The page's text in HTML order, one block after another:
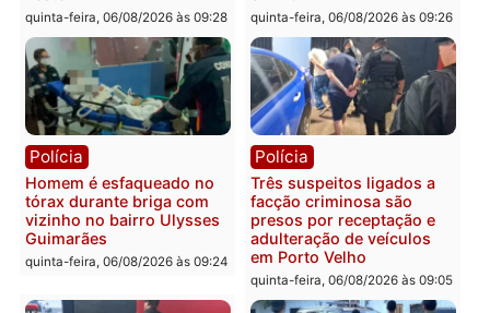
sexta-feira, 07/08/2026 às
Polícia
Tragédia na BR-364:
colisão entre caminhão e
carro deixa quatro mortos
em Porto Velho
Política
Ministro Dias Tofolli , do
TSE, determina
e processamento da
que pode levar à perda
mandato da prefeita de
Pimenta Bueno